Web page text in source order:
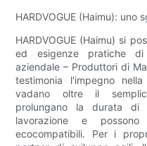
HARDVOGUE (Haimu): uno
HARDVOGUE (Haimu) si
ed esigenze pratiche
aziendale – Produttori di
testimonia l'impegno
vadano oltre il
prolungano la durata di
lavorazione e
ecocompatibili. Per i